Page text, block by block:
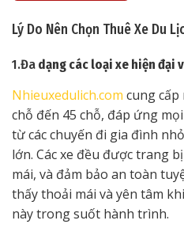
Lý Do Nên Chọn Thuê Xe Du
1.Đa dạng các loại xe hiện đại
Nhieuxedulich.com cung cấp
chỗ đến 45 chỗ, đáp ứng
từ các chuyến đi gia đình
lớn. Các xe đều được trang
mái, và đảm bảo an toàn
thấy thoải mái và yên tâm
này trong suốt hành trình.